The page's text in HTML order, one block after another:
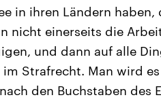
in ihren Ländern
nicht einerseits die
und dann auf alle
Strafrecht. Man wird
den Buchstaben des